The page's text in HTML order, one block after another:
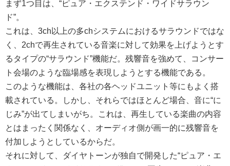
まず1つ目は、“ピュア・エクステンド・ワイドサラウン
ド”。
これは、3ch以上の多chシステムにおけるサラウンドではな
く、2chで再生されている音楽に対して効果を上げようとす
るタイプの“サラウンド”機能だ。残響音を強めて、コンサー
ト会場のような臨場感を表現しようとする機能である。
このような機能は、各社の各ヘッドユニット等にもよく搭
載されている。しかし、それらではほとんど場合、音に“に
じみ”が出てしまいがち。これは、再生している楽曲の内容
とはまったく関係なく、オーディオ側が画一的に残響音を
付加しようとしているからだ。
それに対して、ダイヤトーンが独自で開発した“ピュア・エ